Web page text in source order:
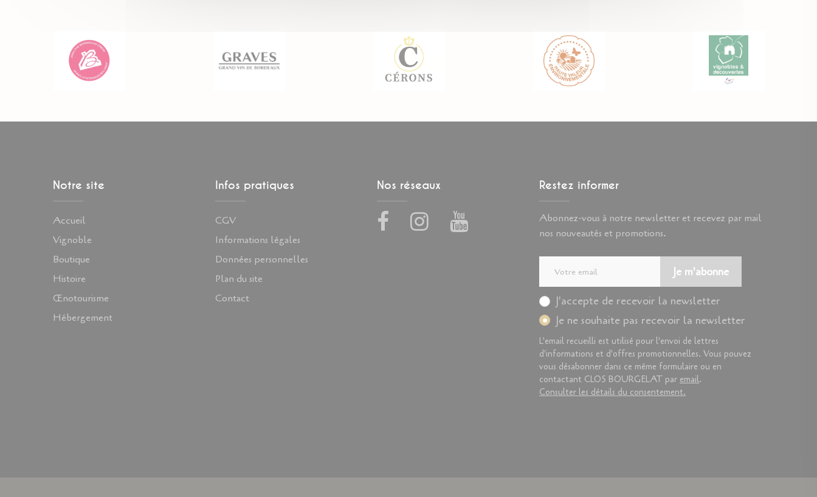
Notre site
Accueil
Vignoble
Boutique
Histoire
Œnotourisme
Hébergement
Infos pratiques
CGV
Informations légales
Données personnelles
Plan du site
Contact
Nos réseaux
FacebookInstagramYoutube
Restez informer
Abonnez-vous à notre newsletter et recevez par mail
nos nouveautés et promotions.
Je m'abonne
J'accepte de recevoir la newsletter
Je ne souhaite pas recevoir la newsletter
L'email recueilli est utilisé pour l'envoi de lettres
d'informations et d'offres promotionnelles. Vous pouvez
vous désabonner dans ce même formulaire ou en
contactant CLOS BOURGELAT par email.
Consulter les détails du consentement.